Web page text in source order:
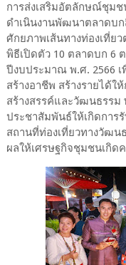
การส่งเสริมอัตลักษณ์ชุมช
ดำเนินงานพัฒนาตลาดบ
ศักยภาพเส้นทางท่องเที่ย
พิธีเปิดตัว 10 ตลาดบก 6
ปีงบประมาณ พ.ศ. 2566 เ
สร้างอาชีพ สร้างรายได้ใ
สร้างสรรค์และวัฒนธรร
ประชาสัมพันธ์ให้เกิดการ
สถานที่ท่องเที่ยวทางวัฒน
ผลให้เศรษฐกิจชุมชนเกิด